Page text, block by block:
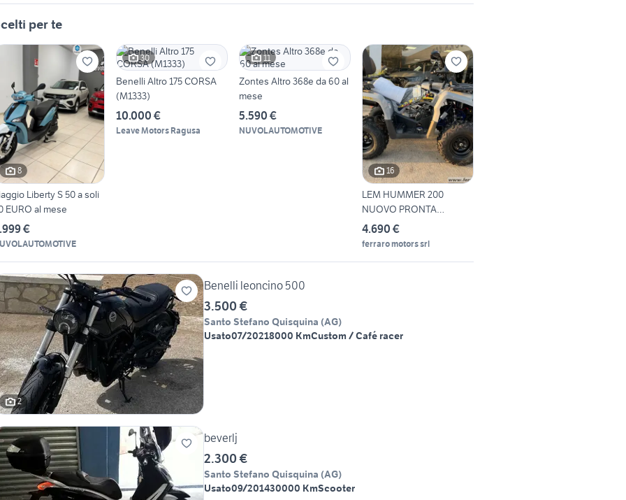
per te
8
Liberty S 50 a soli
EURO al mese
€
30
Benelli Altro 175 CORSA
(M1333)
10.000 €
Leave Motors Ragusa
11
Zontes Altro 368e da 60 al
mese
5.590 €
NUVOLAUTOMOTIVE
16
LEM HUMMER 200
NUOVO PRONTA
CONSEGNA
4.690 €
ferraro motors srl
2
Benelli leoncino 500
3.500 €
Santo Stefano Quisquina (AG)
Usato07/20218000 KmCustom / Café racer
beverlj
2.300 €
Santo Stefano Quisquina (AG)
Usato09/201430000 KmScooter